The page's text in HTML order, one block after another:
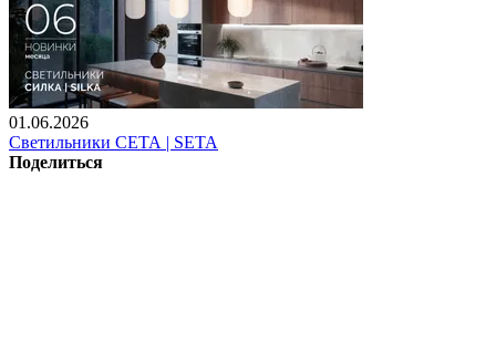
01.06.2026
Светильники СЕТА | SETA
Поделиться